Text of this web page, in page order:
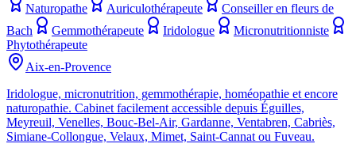
Naturopathe Auriculothérapeute
Conseiller en fleurs de
Bach
Gemmothérapeute Iridologue
Micronutritionniste
Phytothérapeute
Aix-en-Provence
Iridologue, micronutrition, gemmothérapie, homéopathie et encore
naturopathie. Cabinet facilement accessible depuis Éguilles,
Meyreuil, Venelles, Bouc-Bel-Air, Gardanne, Ventabren, Cabriès,
Simiane-Collongue, Velaux, Mimet, Saint-Cannat ou Fuveau.